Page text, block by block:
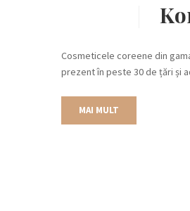
Cosmeticele coreene din
prezent în peste 30 de țări și
MAI MULT